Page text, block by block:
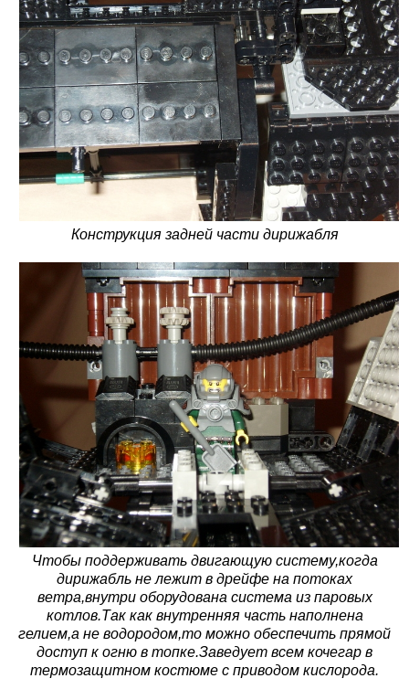
Конструкция задней части дирижабля
Чтобы поддерживать двигающую систему,когда
дирижабль не лежит в дрейфе на потоках
ветра,внутри оборудована система из паровых
котлов.Так как внутренняя часть наполнена
гелием,а не водородом,то можно обеспечить прямой
доступ к огню в топке.Заведует всем кочегар в
термозащитном костюме с приводом кислорода.